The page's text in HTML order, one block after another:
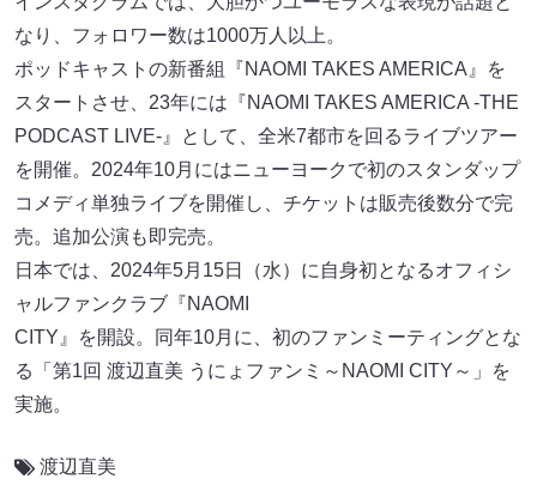
なり、フォロワー数は1000万人以上。
ポッドキャストの新番組『NAOMI TAKES AMERICA』を
スタートさせ、23年には『NAOMI TAKES AMERICA -THE
PODCAST LIVE-』として、全米7都市を回るライブツアー
を開催。2024年10月にはニューヨークで初のスタンダップ
コメディ単独ライブを開催し、チケットは販売後数分で完
売。追加公演も即完売。
日本では、2024年5月15日（水）に自身初となるオフィシ
ャルファンクラブ『NAOMI
CITY』を開設。同年10月に、初のファンミーティングとな
る「第1回 渡辺直美 うにょファンミ～NAOMI CITY～」を
実施。
渡辺直美